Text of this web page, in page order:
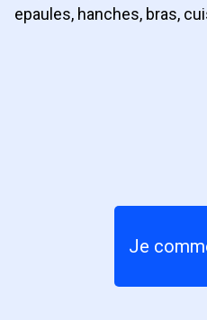
epaules, hanches, bras,
Je